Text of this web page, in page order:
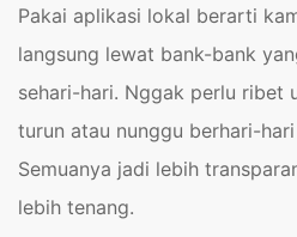
Pakai aplikasi lokal berarti
langsung lewat bank-bank
sehari-hari. Nggak perlu ribet
turun atau nunggu berhari-
Semuanya jadi lebih
lebih tenang.